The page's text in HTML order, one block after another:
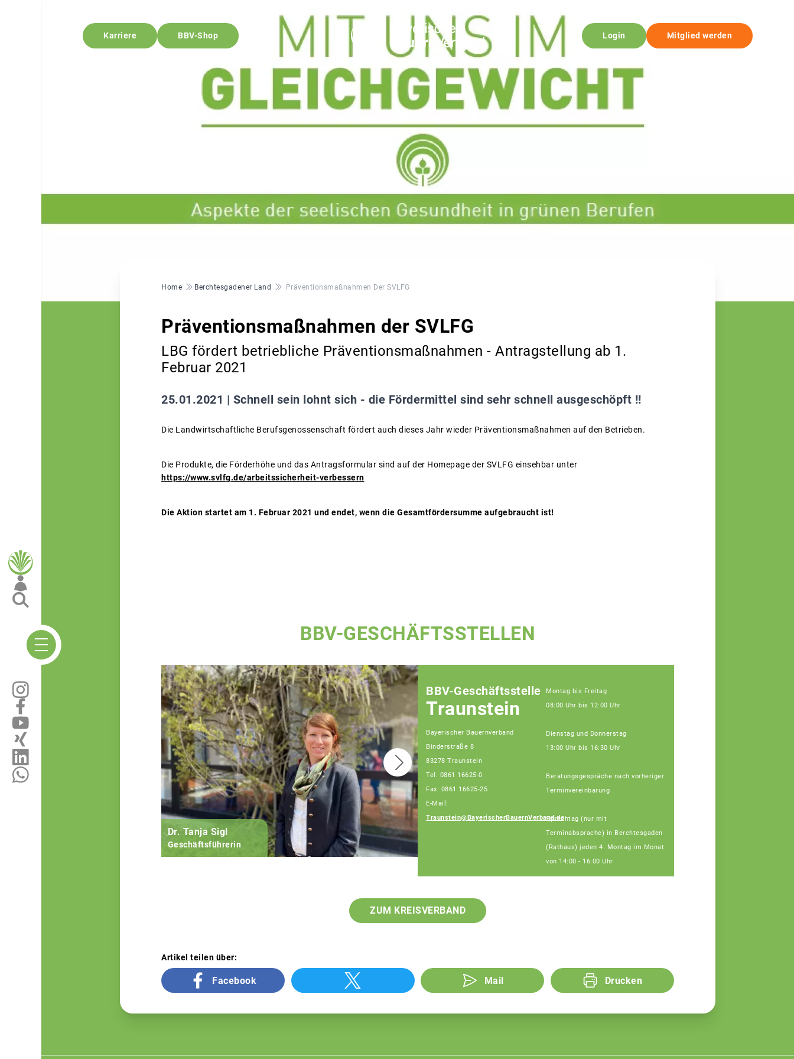
Karriere BBV-Shop Login Mitglied werden
Pfadnavigation
Home Berchtesgadener Land Präventionsmaßnahmen Der SVLFG
Präventionsmaßnahmen der SVLFG
LBG fördert betriebliche Präventionsmaßnahmen - Antragstellung ab 1.
Februar 2021
25.01.2021 | Schnell sein lohnt sich - die Fördermittel sind sehr schnell ausgeschöpft !!
Die Landwirtschaftliche Berufsgenossenschaft fördert auch dieses Jahr wieder Präventionsmaßnahmen auf den Betrieben.
Die Produkte, die Förderhöhe und das Antragsformular sind auf der Homepage der SVLFG einsehbar unter
https://www.svlfg.de/arbeitssicherheit-verbessern
Die Aktion startet am 1. Februar 2021 und endet, wenn die Gesamtfördersumme aufgebraucht ist!
BBV-GESCHÄFTSSTELLEN
Dr. Tanja Sigl
Geschäftsführerin
BBV-Geschäftsstelle
Traunstein
Bayerischer Bauernverband
Binderstraße 8
83278 Traunstein
Tel: 0861 16625-0
Fax: 0861 16625-25
E-Mail:
Traunstein@BayerischerBauernVerband.de
Montag bis Freitag
08:00 Uhr bis 12:00 Uhr
Dienstag und Donnerstag
13:00 Uhr bis 16:30 Uhr
Beratungsgespräche nach vorheriger
Terminvereinbarung
Sprechtag (nur mit
Terminabsprache) in Berchtesgaden
(Rathaus) jeden 4. Montag im Monat
von 14:00 - 16:00 Uhr
ZUM KREISVERBAND
Artikel teilen über:
Facebook Mail Drucken